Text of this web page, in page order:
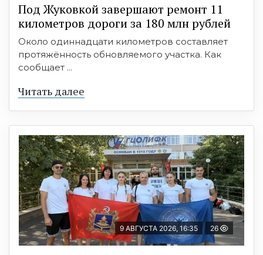
Под Жуковкой завершают ремонт 11
километров дороги за 180 млн рублей
Около одиннадцати километров составляет
протяжённость обновляемого участка. Как
сообщает ...
Читать далее
9 АВГУСТА 2026, 16:35 26